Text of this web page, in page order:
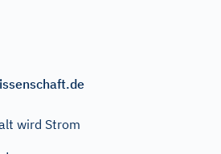
wird Strom